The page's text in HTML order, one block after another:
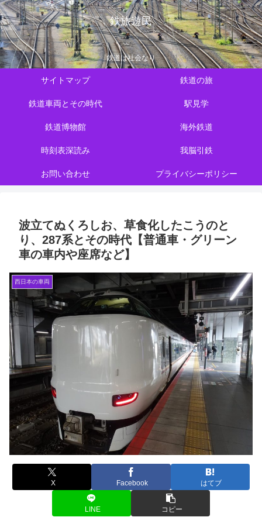
鉄旅遊民
鉄道は社会なり
サイトマップ 鉄道の旅
鉄道車両とその時代 駅見学
鉄道博物館 海外鉄道
時刻表深読み 我脳引鉄
お問い合わせ プライバシーポリシー
波立てぬくろしお、草食化したこうのと
り、287系とその時代【普通車・グリーン
車の車内や座席など】
西日本の車両
X Facebook はてブ
LINE コピー